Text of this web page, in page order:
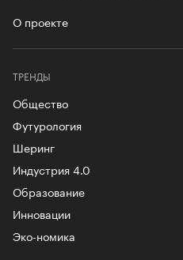
О проекте
ТРЕНДЫ
Общество
Футурология
Шеринг
Индустрия 4.0
Образование
Инновации
Эко-номика